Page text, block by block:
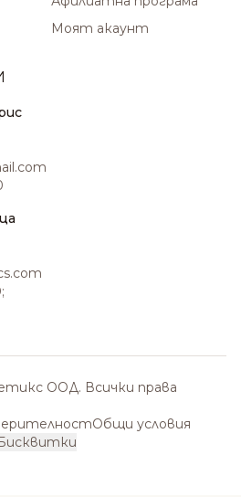
Моят акаунт
ООД. Всички права
Общи условия